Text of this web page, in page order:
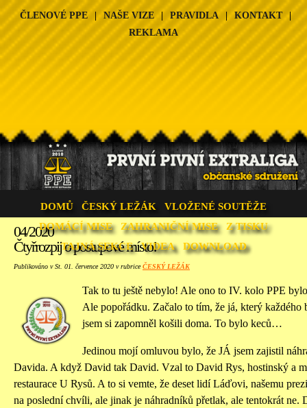
ČLENOVÉ PPE | NAŠE VIZE | PRAVIDLA | KONTAKT |
REKLAMA
DOMŮ ČESKÝ LEŽÁK
VLOŽENÉ SOUTĚŽE
DOMÁCÍ MISE
ZAHRANIČNÍ MISE
Z TISKU
TAJNÁ SEKCE
VIDEA DOWNLOAD
04/2020
Čtyřrozpij o postupové místo!
Publikováno v St. 01. července 2020 v rubriceČESKÝ LEŽÁK
Tak to tu ještě nebylo! Ale ono to IV. kolo PPE
Ale popořádku. Začalo to tím, že já, který každého
jsem si zapomněl košili doma. To bylo keců…
Jedinou mojí omluvou bylo, že JÁ jsem zajistil
Davida. A když David tak David. Vzal to David Rys, hostinský a
restaurace U Rysů. A to si vemte, že deset lidí Láďovi, našemu
na poslední chvíli, ale jinak je náhradníků přetlak, ale tentokrát ne.